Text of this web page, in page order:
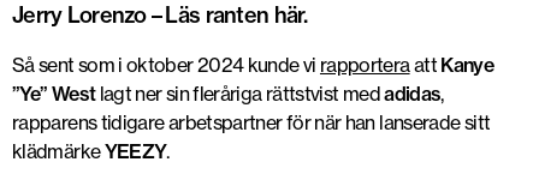
Jerry Lorenzo – Läs ranten här.
Så sent som i oktober 2024 kunde vi rapporteraatt Kanye
”Ye” Westlagt ner sin fleråriga rättstvist medadidas,
rapparens tidigare arbetspartner för när han lanserade sitt
klädmärkeYEEZY.